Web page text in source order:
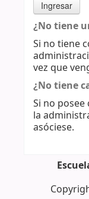
¿No tiene
Si no tiene
vez que
¿No tiene
Si no
la
asóciese.